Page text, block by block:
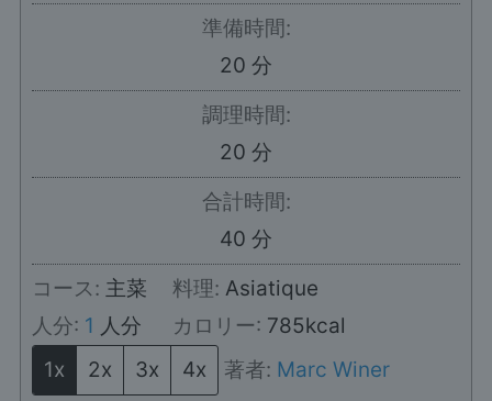
準備時間:
20 分
分
調理時間:
20 分
分
合計時間:
40 分
分
コース: 主菜 料理: Asiatique
人分: 1 人分 カロリー: 785kcal
1x
2x 3x 4x 著者: Marc Winer